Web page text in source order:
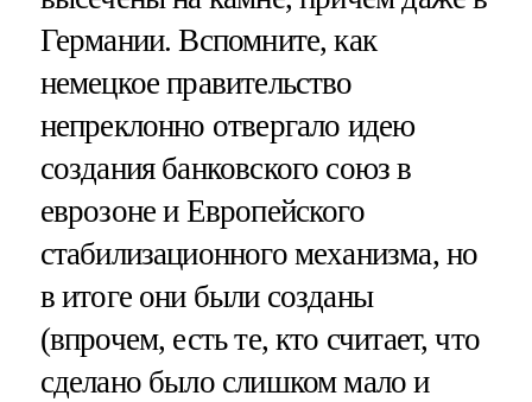
Германии. Вспомните, как
немецкое правительство
непреклонно отвергало идею
создания банковского союз в
еврозоне и Европейского
стабилизационного механизма, но
в итоге они были созданы
(впрочем, есть те, кто считает, что
сделано было слишком мало и